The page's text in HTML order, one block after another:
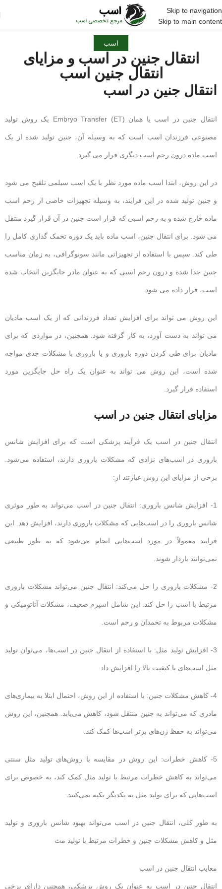
Skip to navigation
Skip to main content
اسب
انتقال جنین در اسب و مزایای
انتقال جنین اسب
انتقال جنین در اسب
انتقال جنین در اسب یا همان Embryo Transfer (ET) یک روش تولید
مصنوعی فرزندان اسب است که به وسیله آن، جنین تولید شده از یک
اسب ماده درون رحم اسب دیگری قرار می گیرد.
در این روش، ابتدا اسب ماده مورد نظر با یک اسب سیلمی تلقیح می شود
و جنین تولید شده در این فرایند، به وسیله تجهیزات خاصی از رحم اسب
ماده خارج شده و به رحم اسبی که قرار است جنین در آن قرار گیرد منتقل
می شود. برای انتقال جنین، اسب ماده باید یک دوره تخمک گذاری کامل را
طی کند. سپس با استفاده از تجهیزاتی مانند سونوگرافی، به زمان مناسب
جنین جدا شده و درون رحم اسبی که به عنوان مادر جایگزین انتخاب شده
است، قرار داده می شود.
این روش می تواند برای افزایش تعداد فرزندانی که از یک اسب مادیان
می تواند به دست آورد، به کار گرفته شود. همچنین، در مواردی که برای
مادیان برای طی کردن دوره باروری و یا باروری با مشکلات جدی مواجه
شده است، این روش می تواند به عنوان یک راه حل جایگزین مورد
استفاده قرار گیرد.
مزایای انتقال جنین در اسب
انتقال جنین در اسب یک فرآیند پزشکی است که برای افزایش شانس
باروری در اسب‌های نژادی که مشکلات باروری دارند، استفاده می‌شود.
برخی از مزایای این روش عبارتند از:
1- افزایش شانس باروری: انتقال جنین در اسب می‌تواند به طور موثری
شانس باروری را در اسب‌هایی که مشکلات باروری دارند، افزایش دهد. این
فرایند معمولاً در مورد اسب‌هایی انجام می‌شود که به طور طبیعی
نمی‌توانند باردار شوند.
2- مشکلات باروری را حل می‌کند: انتقال جنین می‌تواند مشکلات باروری
مرتبط با اسب را حل کند. این شامل اسپرم ضعیف، مشکلات آناتومیکی و
مشکلات مربوط به تخمدان و رحم است.
3- افزایش تولید مثل: با استفاده از انتقال جنین در اسب‌ها، می‌توان تولید
مثل اسب‌های با کیفیت بالا را افزایش داد.
4- کاهش مشکلات جنین: با استفاده از این روش، احتمال ابتلا به بیماری‌های
مادری که می‌تواند به جنین منتقل شود، کاهش می‌یابد. همچنین، این روش
می‌تواند به حفظ ژن‌های برتر اسب‌ها کمک کند.
5- کاهش خطرات: این روش در مقایسه با روش‌های تولید مثل سنتی
می‌تواند به کاهش خطرات مرتبط با تولید مثل کمک کند، به خصوص برای
اسب‌هایی که برای تولید مثل به یکدیگر تکیه نمی‌کنند.
به طور کلی، انتقال جنین در اسب می‌تواند بهبود شانس باروری و تولید
مثل و کاهش مشکلات جنین و خطرات مرتبط با تولید مث
معایب انتقال جنین در اسب
انتقال جنین در اسب به عنوان یک روش پزشکی، همچنین دارای برخی